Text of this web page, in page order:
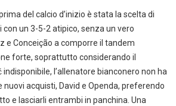
del calcio d’inizio è stata la scelta di
un 3-5-2 atipico, senza un vero
e Conceição a comporre il tandem
forte, soprattutto considerando il
l’allenatore bianconero non ha
nuovi acquisti, David e Openda, preferendo
e lasciarli entrambi in panchina. Una